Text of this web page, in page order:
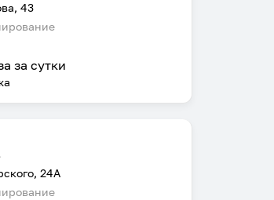
43
за сутки
24А